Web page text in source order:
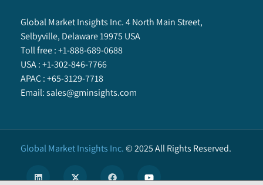
Global Market Insights Inc. 4 North Main Street,
Selbyville, Delaware 19975 USA
Toll free :+1-888-689-0688
USA :+1-302-846-7766
APAC :+65-3129-7718
Email:sales@gminsights.com
Global Market Insights Inc.©2025All Rights Reserved.